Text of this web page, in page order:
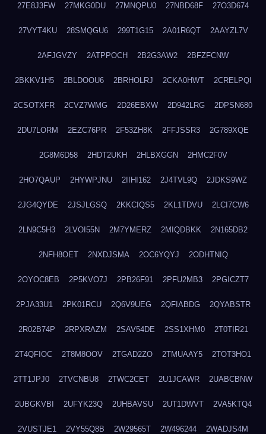
27E8J3FW 27MKG0DU 27MNQPU0 27NBD68F 27O3D674
27VYT4KU 28SMQGU6 299T1G15 2A01R6QT 2AAYZL7V
2AFJGVZY 2ATPPOCH 2B2G3AW2 2BFZFCNW
2BKKV1H5 2BLDOOU6 2BRHOLRJ 2CKA0HWT 2CRELPQI
2CSOTXFR 2CVZ7WMG 2D26EBXW 2D942LRG 2DPSN680
2DU7LORM 2EZC76PR 2F53ZH8K 2FFJSSR3 2G789XQE
2G8M6D58 2HDT2UKH 2HLBXGGN 2HMC2F0V
2HO7QAUP 2HYWPJNU 2IIHI162 2J4TVL9Q 2JDKS9WZ
2JG4QYDE 2JSJLGSQ 2KKCIQS5 2KL1TDVU 2LCI7CW6
2LN9C5H3 2LVOI55N 2M7YMERZ 2MIQDBKK 2N165DB2
2NFH8OET 2NXDJSMA 2OC6YQYJ 2ODHTNIQ
2OYOC8EB 2P5KVO7J 2PB26F91 2PFU2MB3 2PGICZT7
2PJA33U1 2PK01RCU 2Q6V9UEG 2QFIABDG 2QYABSTR
2R02B74P 2RPXRAZM 2SAV54DE 2SS1XHM0 2T0TIR21
2T4QFIOC 2T8M8OOV 2TGAD2ZO 2TMUAAY5 2TOT3HO1
2TT1JPJ0 2TVCNBU8 2TWC2CET 2U1JCAWR 2UABCBNW
2UBGKVBI 2UFYK23Q 2UHBAVSU 2UT1DWVT 2VA5KTQ4
2VUSTJE1 2VY55Q8B 2W29565T 2W496244 2WADJS4M